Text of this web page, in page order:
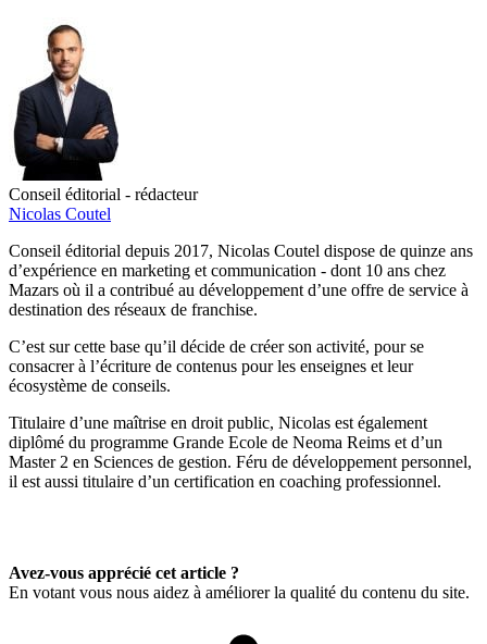
Conseil éditorial - rédacteur
Nicolas Coutel
Conseil éditorial depuis 2017, Nicolas Coutel dispose de quinze ans
d’expérience en marketing et communication - dont 10 ans chez
Mazars où il a contribué au développement d’une offre de service à
destination des réseaux de franchise.
C’est sur cette base qu’il décide de créer son activité, pour se
consacrer à l’écriture de contenus pour les enseignes et leur
écosystème de conseils.
Titulaire d’une maîtrise en droit public, Nicolas est également
diplômé du programme Grande Ecole de Neoma Reims et d’un
Master 2 en Sciences de gestion. Féru de développement personnel,
il est aussi titulaire d’un certification en coaching professionnel.
Avez-vous apprécié cet article ?
En votant vous nous aidez à améliorer la qualité du contenu du site.